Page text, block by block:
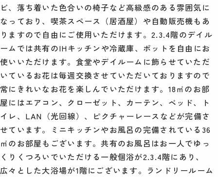
ビ、落ち着いた色合いの椅子など高級感のある雰囲気に
なっており、喫茶スペース（居酒屋）や自動販売機もあ
りますので自由にご使用いただけます。2.3.4階のデイル
ームでは共有のIHキッチンや冷蔵庫、ポットを自由にお
使いいただけます。食堂やデイルームに飾らせていただ
いているお花は毎週交換させていただいておりますので
常にきれいなお花を楽しんでいただけます。18㎡のお部
屋にはエアコン、クローゼット、カーテン、ベッド、ト
イレ、LAN（光回線）、ピクチャーレースなどが完備さ
せています。ミニキッチンやお風呂の完備されている36
㎡のお部屋もございます。共有のお風呂はお一人でゆっ
くりくつろいでいただける一般個浴が2.3.4階にあり、
広々とした大浴場が1階にございます。ランドリールーム